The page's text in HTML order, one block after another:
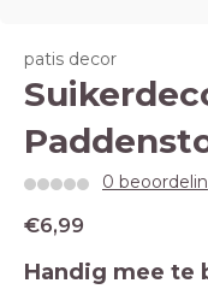
patis decor
0
€6,99
Handig mee te